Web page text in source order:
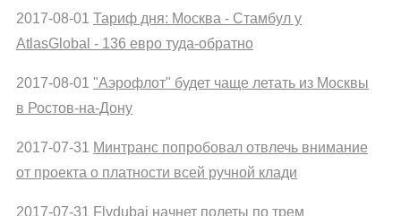
2017-08-01 Тариф дня: Москва - Стамбул у
AtlasGlobal - 136 евро туда-обратно
2017-08-01 "Аэрофлот" будет чаще летать из Москвы
в Ростов-на-Дону
2017-07-31 Минтранс попробовал отвлечь внимание
от проекта о платности всей ручной клади
2017-07-31 Flydubai начнет полеты по трем